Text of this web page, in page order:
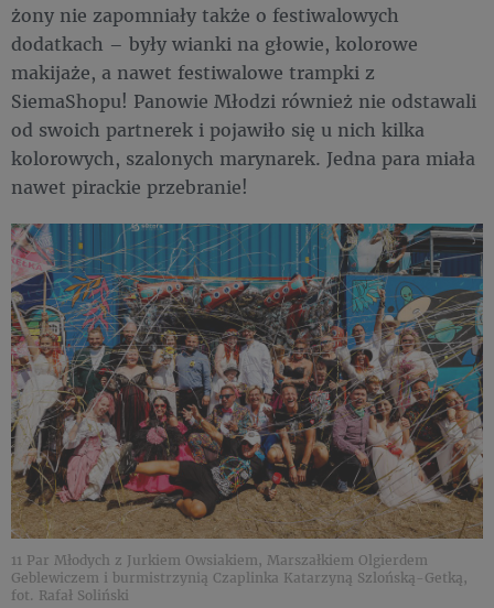
żony nie zapomniały także o festiwalowych
dodatkach – były wianki na głowie, kolorowe
makijaże, a nawet festiwalowe trampki z
SiemaShopu! Panowie Młodzi również nie odstawali
od swoich partnerek i pojawiło się u nich kilka
kolorowych, szalonych marynarek. Jedna para miała
nawet pirackie przebranie!
11 Par Młodych z Jurkiem Owsiakiem, Marszałkiem Olgierdem
Geblewiczem i burmistrzynią Czaplinka Katarzyną Szlońską-Getką,
fot. Rafał Soliński